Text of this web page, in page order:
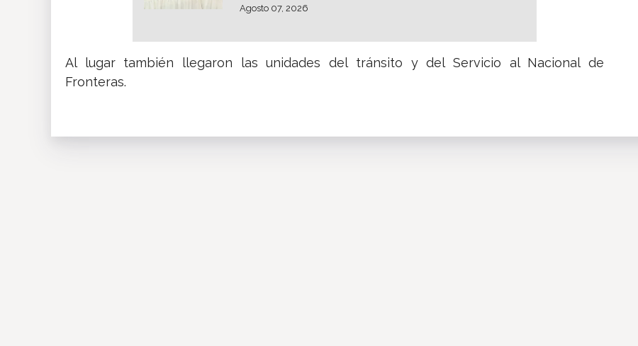
Agosto 07, 2026
Al lugar también llegaron las unidades del tránsito y del Servicio al Nacional de
Fronteras.